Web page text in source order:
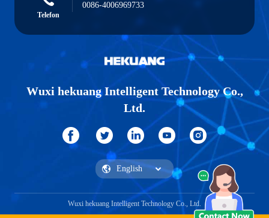
Telefon
0086-4006969733
Wuxi hekuang Intelligent Technology Co.,
Ltd.
Wuxi hekuang Intelligent Technology Co., Ltd.